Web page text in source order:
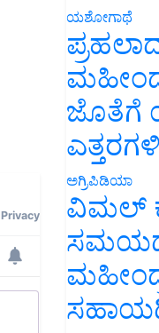
ಯಶೋಗಾಥೆ
ಜೊತೆಗೆ
ಅಗ್ರಿಪಿಡಿಯಾ
ವಿಮಲ್